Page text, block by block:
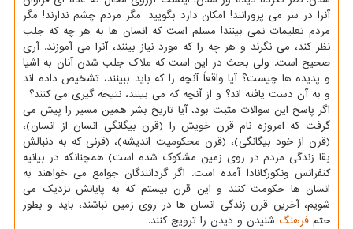
آنرا در سر می پرورانند! امکان دارد بگویید: مگر مردم چشم ندارند! مگر
مردم تعلیمات نمی بینند! مسلم است که انسان ها به هر چه که جلب
نظر کند، می نگرند و هر چه را که مورد نیاز بینند، آنرا می آموزند. آری
صحیح است. ولی بحث در این است که ملاک جلب شدن آنان به اشیا
و پدیده ها چیست؟ آیا واقعاً آنچه را که باید ببینند، تشخیص داده اند
و به آن دست یافته اند؟ و از آنچه که می بینند، نتیجه گیری می کنند؟
اگر پاسخ این سوالات مثبت بود، آیا تاریخ بشر همین مسیر را پیش می
گرفت که امروزه نام قرن خویش را (قرن بیگانگی انسان از انسان)،
(قرن از خود بیگانگی)، (قرن محکومیت اندیشه)، (قرنی که به دنبالش
بقا زندگی مردم در روی زمین مشکوک شده است) همچنانکه در بیانیه
کنفرانس ونکورکانادا آمده است. اگر گردانندگان جوامع می خواهند به
انسان ها حکومت کنند و این قرن بیستم که به پایانش نزدیک می
شویم، آخرین قرن زندگی انسان ها در روی زمین نباشند، باید و بطور
حتم فرهنگ شنیدن و دیدن را ترویج کنند.